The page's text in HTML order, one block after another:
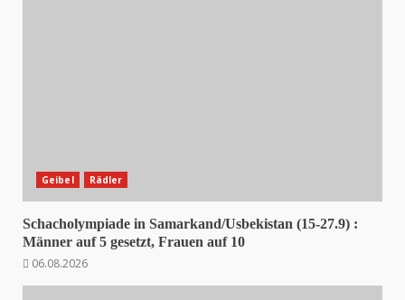
Geibel Rädler
Schacholympiade in Samarkand/Usbekistan (15-27.9) :
Männer auf 5 gesetzt, Frauen auf 10
06.08.2026